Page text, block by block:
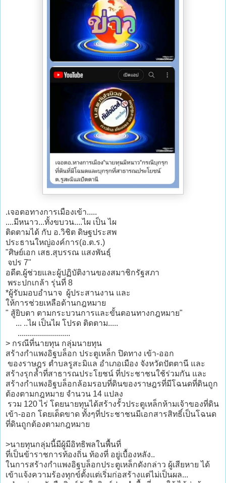
.เจอตอทางการเมืองเข้า.....
....มีหนาว...ทั้งขบวน....ไผ เป็น ไผ
ติดตามได้ กับ อ.วิชิต ดิษฐประสพ
ประธานใหญ่องค์การ(อ.ต.ร.)
"ศิษย์เอก เสธ.สุบรรณ แสงพันธุ์
จปร 7"
อดีต.ผู้ช่วยและผู้ปฏิบัติงานของสมาชิกรัฐสภา
พระปกเกล้า รุ่นที่ 8
*ผู้รับมอบอำนาจ ผู้ประสานงาน และ
ให้การช่วยเหลือด้านกฎหมาย
" สู้ยิบตา ตามกระบวนการและขั้นตอนทางกฎหมาย"
... ..ไผ เป็นไผ โปรด ติดตาม.....
..........................
> กรณีที่นายทุน กลุ่มนายทุน
สร้างกำแพงอิฐบล็อก ประตูเหล็ก ปิดทาง เข้า-ออก
ของราษฎร ตำบลรูสะมิแล อำเภอเมือง จังหวัดปัตตานี และ
สร้างรุกล้ำที่สาธารณประโยชน์ ที่ประชาชนใช้ร่วมกัน และ
สร้างกำแพงอิฐบล็อกล้อมรอบที่ดินของราษฎรที่มีโฉนดที่ดินถูก
ต้องตามกฎหมาย จำนวน 14 แปลง
รวม 120 ไร่ โดยนายทุนได้สร้างรั้วประตูเหล็กห้ามเจ้าของที่ดิน
เข้า-ออก โดยเด็ดขาด ทั้งๆที่ประชาชนมีเอกสารสิทธิ์เป็นโฉนด
ที่ดินถูกต้องตามกฎหมาย
>นายทุนกลุ่มนี้มีผู้มีอิทธิพลในพื้นที่
ที่เป็นข้าราชการท้องถิ่น ท้องที่ อยู่เบื้องหลัง..
ในการสร้างกำแพงอิฐบล็อกประตูเหล็กดังกล่าว ผู้เสียหาย ได้
เข้าแจ้งความร้องทุกข์ตั้งแต่เริ่มก่อสร้างแต่ไม่เป็นผล...